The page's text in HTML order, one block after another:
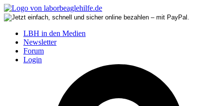
LBH in den Medien
Newsletter
Forum
Login